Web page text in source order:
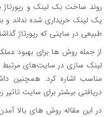
روند ساخت بک لینک و رپورتاژ
یک لینک خریداری شده نداند و
طبیعی در سایتی که رپورتاژ
از جمله روش ها برای بهبود
لینک سازی در سایت‌های مرتبط
مناسب اشاره کرد. همچنین
دریافتی بیشتر برای سایت تاثیر
در این مقاله روش های بالا